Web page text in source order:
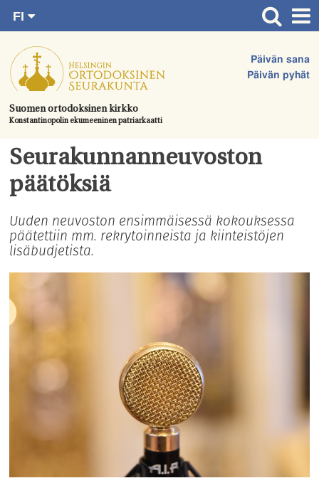
suoraan
sisältöön.
Suomen ortodoksinen kirkko
Konstantinopolin ekumeeninen patriarkaatti
Päivän sana
Päivän pyhät
FI
SV
EN
UA
Etusivu
Ajankohtaista
Juhlat & toimitukset
Kirkot
Apua & tukea
Hautausmaa
Yhteystiedot
Seurakunnanneuvoston
päätöksiä
Uuden neuvoston ensimmäisessä kokouksessa
päätettiin mm. rekrytoinneista ja kiinteistöjen
lisäbudjetista.